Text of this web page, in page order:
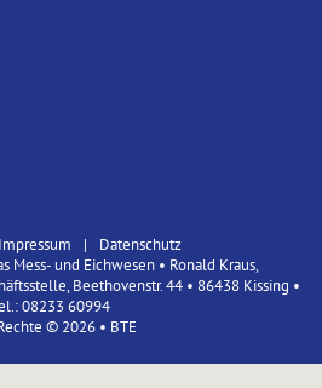
Impressum
Datenschutz
Mess- und Eichwesen • Ronald Kraus,
Beethovenstr. 44 • 86438 Kissing •
08233 60994
© 2026 • BTE